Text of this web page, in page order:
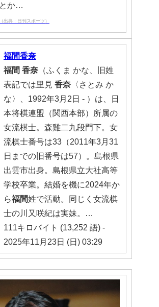
とか…
（出典：日刊スポーツ）
福間香奈
福間 香奈 （ふくま かな、旧姓
表記では里見 香奈 〈さとみ か
な〉、1992年3月2日 - ）は、日
本将棋連盟（関西本部）所属の
女流棋士。森雞二九段門下。女
流棋士番号は33（2011年3月31
日までの旧番号は57）。島根県
出雲市出身。島根県立大社高等
学校卒業。結婚を機に2024年か
ら福間姓で活動。同じく女流棋
士の川又咲紀は実妹。…
111キロバイト (13,252 語) -
2025年11月23日 (日) 03:29